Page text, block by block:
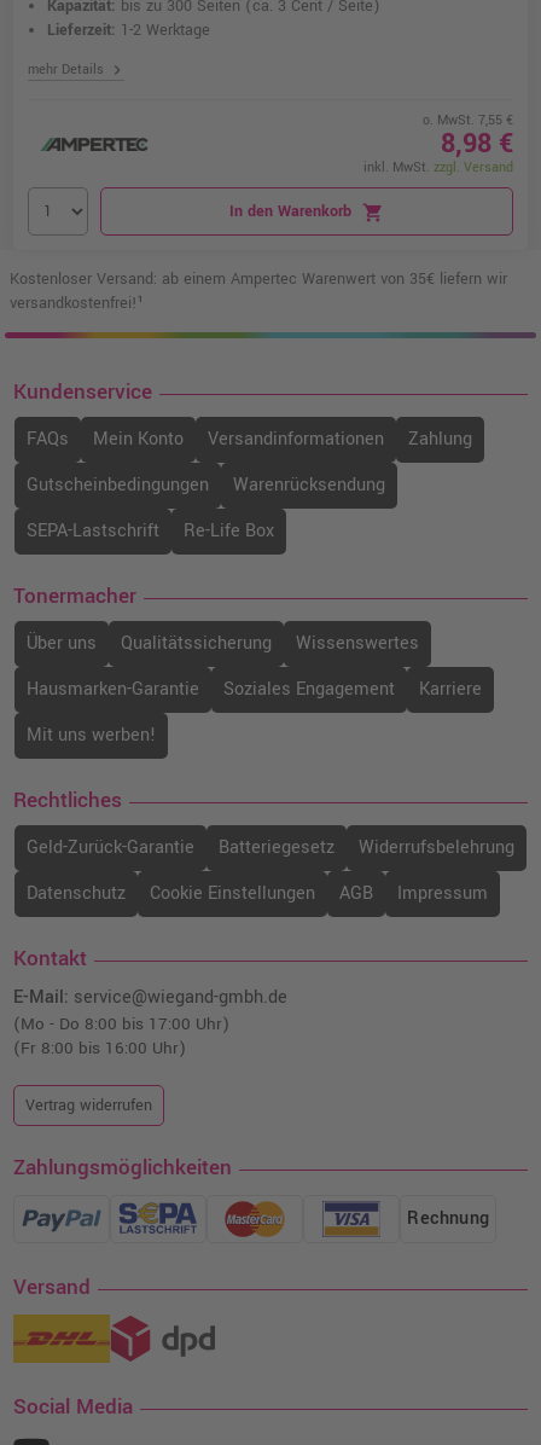
Kapazität: bis zu 300 Seiten (ca. 3 Cent / Seite)
Lieferzeit: 1-2 Werktage
mehr Details chevron_right
o. MwSt. 7,55 €
8,98 €
inkl. MwSt. zzgl. Versand
In den Warenkorb shopping_cart
Kostenloser Versand: ab einem Ampertec Warenwert von 35€ liefern wir
versandkostenfrei!¹
Kundenservice
FAQs Mein Konto Versandinformationen
Zahlung
Gutscheinbedingungen
Warenrücksendung
SEPA-Lastschrift
Re-Life Box
Tonermacher
Über uns Qualitätssicherung
Wissenswertes
Hausmarken-Garantie
Soziales Engagement
Karriere
Mit uns werben!
Rechtliches
Geld-Zurück-Garantie Batteriegesetz
Widerrufsbelehrung
Datenschutz
Cookie Einstellungen AGB Impressum
Kontakt
E-Mail: service@wiegand-gmbh.de
(Mo - Do 8:00 bis 17:00 Uhr)
(Fr 8:00 bis 16:00 Uhr)
Vertrag widerrufen
Zahlungsmöglichkeiten
Rechnung
Versand
Social Media